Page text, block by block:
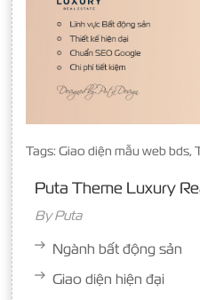
Tags: Giao diện mẫu web bds,
Puta Theme Luxury
ByPuta
Ngành bất động sản
Giao diện hiện đại